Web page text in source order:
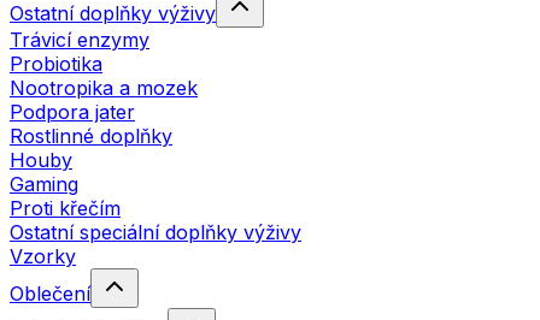
Ostatní doplňky výživy
Trávicí enzymy
Probiotika
Nootropika a mozek
Podpora jater
Rostlinné doplňky
Houby
Gaming
Proti křečím
Ostatní speciální doplňky výživy
Vzorky
Oblečení